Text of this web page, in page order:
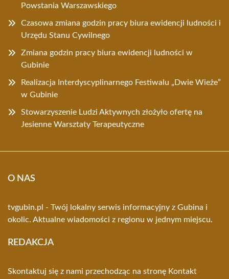
Powstania Warszawskiego
Czasowa zmiana godzin pracy biura ewidencji ludności i
Urzędu Stanu Cywilnego
Zmiana godzin pracy biura ewidencji ludności w
Gubinie
Realizacja Interdyscyplinarnego Festiwalu „Dwie Wieże”
w Gubinie
Stowarzyszenie Ludzi Aktywnych złożyło ofertę na
Jesienne Warsztaty Terapeutyczne
O NAS
tvgubin.pl - Twój lokalny serwis informacyjny z Gubina i
okolic. Aktualne wiadomości z regionu w jednym miejscu.
REDAKCJA
Skontaktuj się z nami przechodząc na stronę Kontakt